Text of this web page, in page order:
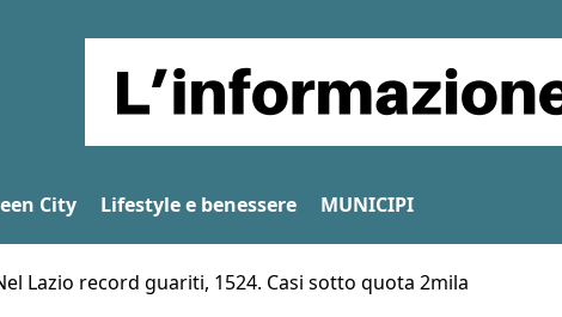
City Lifestyle e benessere MUNICIPI
Lazio record guariti, 1524. Casi sotto quota 2mila